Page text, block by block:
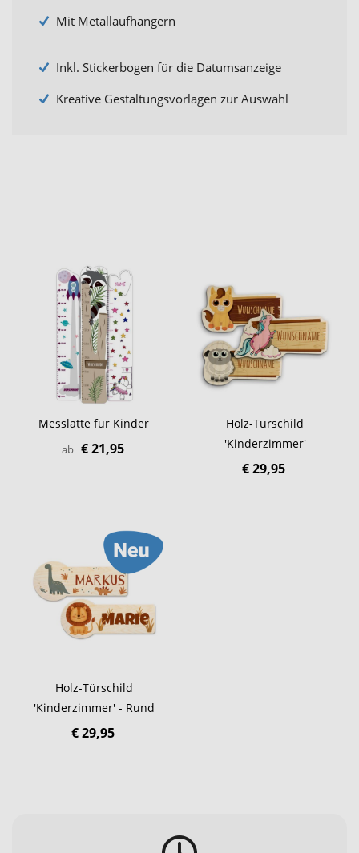
Mit Metallaufhängern
Inkl. Stickerbogen für die Datumsanzeige
Kreative Gestaltungsvorlagen zur Auswahl
Messlatte für Kinder
ab € 21,95
Holz-Türschild
'Kinderzimmer'
€ 29,95
Holz-Türschild
'Kinderzimmer' - Rund
€ 29,95